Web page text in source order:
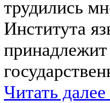
трудились
Института
Читать